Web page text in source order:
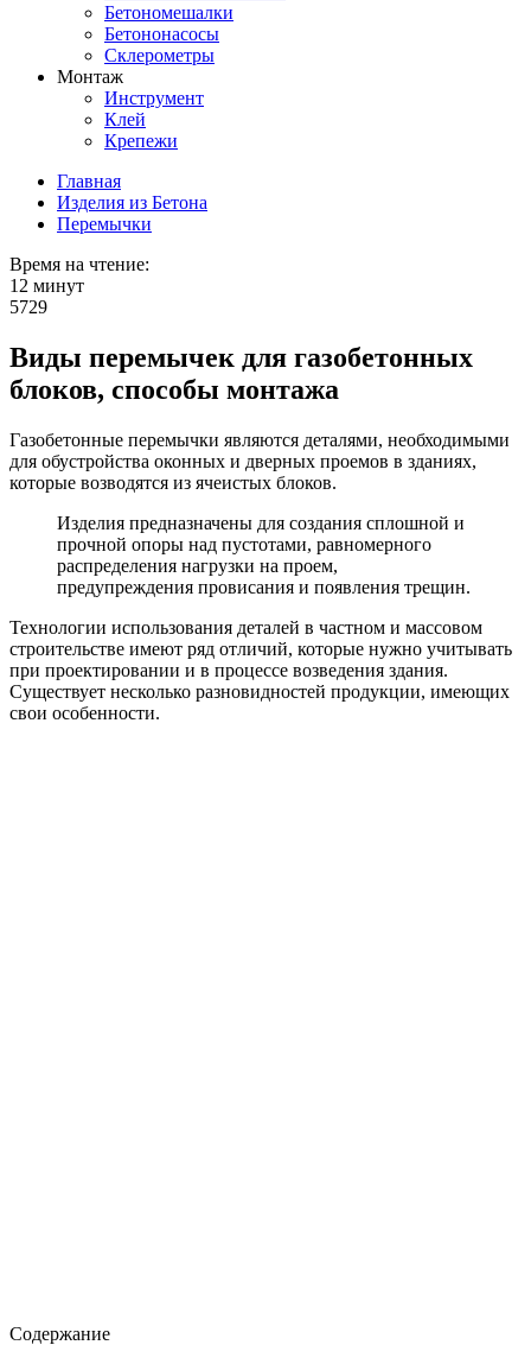
Бетономешалки
Бетононасосы
Склерометры
Монтаж
Инструмент
Клей
Крепежи
Главная
Изделия из Бетона
Перемычки
Время на чтение:
12 минут
5729
Виды перемычек для газобетонных
блоков, способы монтажа
Газобетонные перемычки являются деталями, необходимыми
для обустройства оконных и дверных проемов в зданиях,
которые возводятся из ячеистых блоков.
Изделия предназначены для создания сплошной и
прочной опоры над пустотами, равномерного
распределения нагрузки на проем,
предупреждения провисания и появления трещин.
Технологии использования деталей в частном и массовом
строительстве имеют ряд отличий, которые нужно учитывать
при проектировании и в процессе возведения здания.
Существует несколько разновидностей продукции, имеющих
свои особенности.
Содержание